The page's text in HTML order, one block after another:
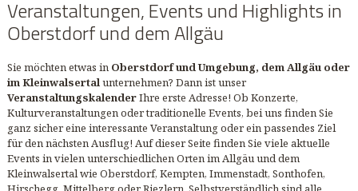
Veranstaltungen, Events und Highlights in
Oberstdorf und dem Allgäu
Sie möchten etwas in Oberstdorf und Umgebung, dem Allgäu oder
im Kleinwalsertalunternehmen? Dann ist unser
VeranstaltungskalenderIhre erste Adresse! Ob Konzerte,
Kulturveranstaltungen oder traditionelle Events, bei uns finden Sie
ganz sicher eine interessante Veranstaltung oder ein passendes Ziel
für den nächsten Ausflug! Auf dieser Seite finden Sie viele aktuelle
Events in vielen unterschiedlichen Orten im Allgäu und dem
Kleinwalsertal wie Oberstdorf, Kempten, Immenstadt, Sonthofen,